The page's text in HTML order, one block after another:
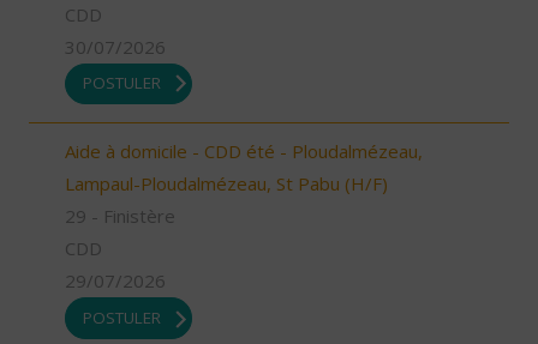
CDD
30/07/2026
POSTULER
Aide à domicile - CDD été - Ploudalmézeau,
Lampaul-Ploudalmézeau, St Pabu (H/F)
29 - Finistère
CDD
29/07/2026
POSTULER